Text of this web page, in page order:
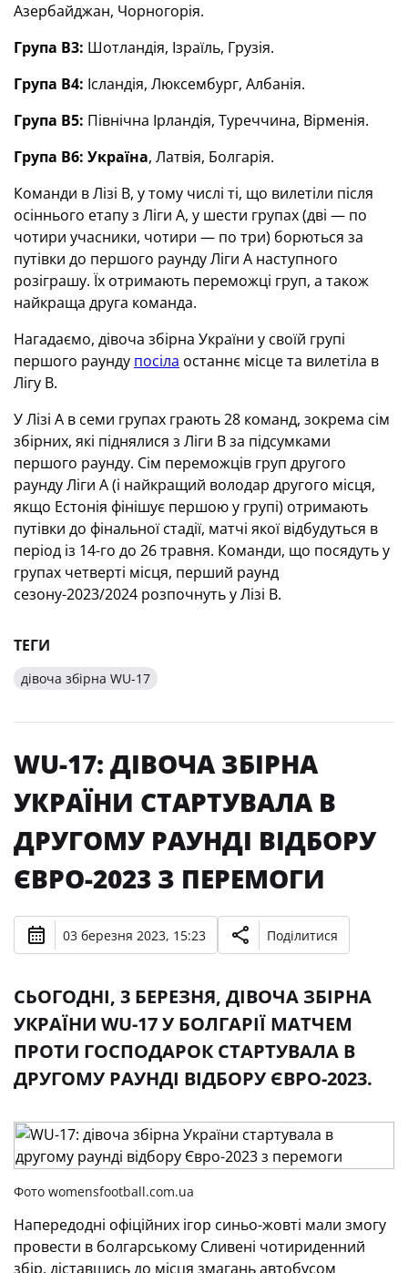
Азербайджан, Чорногорія.
Група В3: Шотландія, Ізраїль, Грузія.
Група В4: Ісландія, Люксембург, Албанія.
Група В5: Північна Ірландія, Туреччина, Вірменія.
Група В6: Україна, Латвія, Болгарія.
Команди в Лізі В, у тому числі ті, що вилетіли після
осіннього етапу з Ліги А, у шести групах (дві — по
чотири учасники, чотири — по три) борються за
путівки до першого раунду Ліги А наступного
розіграшу. Їх отримають переможці груп, а також
найкраща друга команда.
Нагадаємо, дівоча збірна України у своїй групі
першого раунду посіла останнє місце та вилетіла в
Лігу В.
У Лізі А в семи групах грають 28 команд, зокрема сім
збірних, які піднялися з Ліги В за підсумками
першого раунду. Сім переможців груп другого
раунду Ліги А (і найкращий володар другого місця,
якщо Естонія фінішує першою у групі) отримають
путівки до фінальної стадії, матчі якої відбудуться в
період із 14-го до 26 травня. Команди, що посядуть у
групах четверті місця, перший раунд
сезону-2023/2024 розпочнуть у Лізі В.
ТЕГИ
дівоча збірна WU-17
WU-17: ДІВОЧА ЗБІРНА
УКРАЇНИ СТАРТУВАЛА В
ДРУГОМУ РАУНДІ ВІДБОРУ
ЄВРО-2023 З ПЕРЕМОГИ
03 березня 2023, 15:23 Поділитися
СЬОГОДНІ, 3 БЕРЕЗНЯ, ДІВОЧА ЗБІРНА
УКРАЇНИ WU-17 У БОЛГАРІЇ МАТЧЕМ
ПРОТИ ГОСПОДАРОК СТАРТУВАЛА В
ДРУГОМУ РАУНДІ ВІДБОРУ ЄВРО-2023.
Фото womensfootball.com.ua
Напередодні офіційних ігор синьо-жовті мали змогу
провести в болгарському Сливені чотириденний
збір, діставшись до місця змагань автобусом